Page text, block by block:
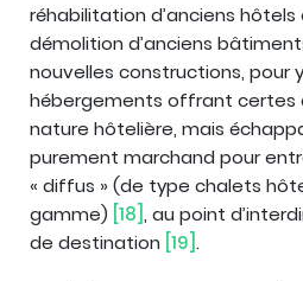
réhabilitation d’anciens
démolition d’anciens
nouvelles constructions, pour
hébergements offrant certes
nature hôtelière, mais
purement marchand pour
« diffus » (de type chalets
gamme) [18] , au point
de destination [19] .